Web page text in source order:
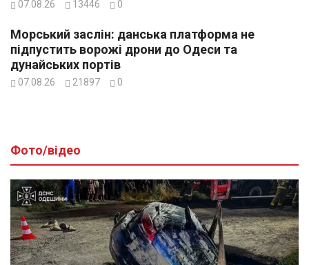
07.08.26 13446 0
Морський заслін: данська платформа не
підпустить ворожі дрони до Одеси та
дунайських портів
07.08.26 21897 0
Фото/відео